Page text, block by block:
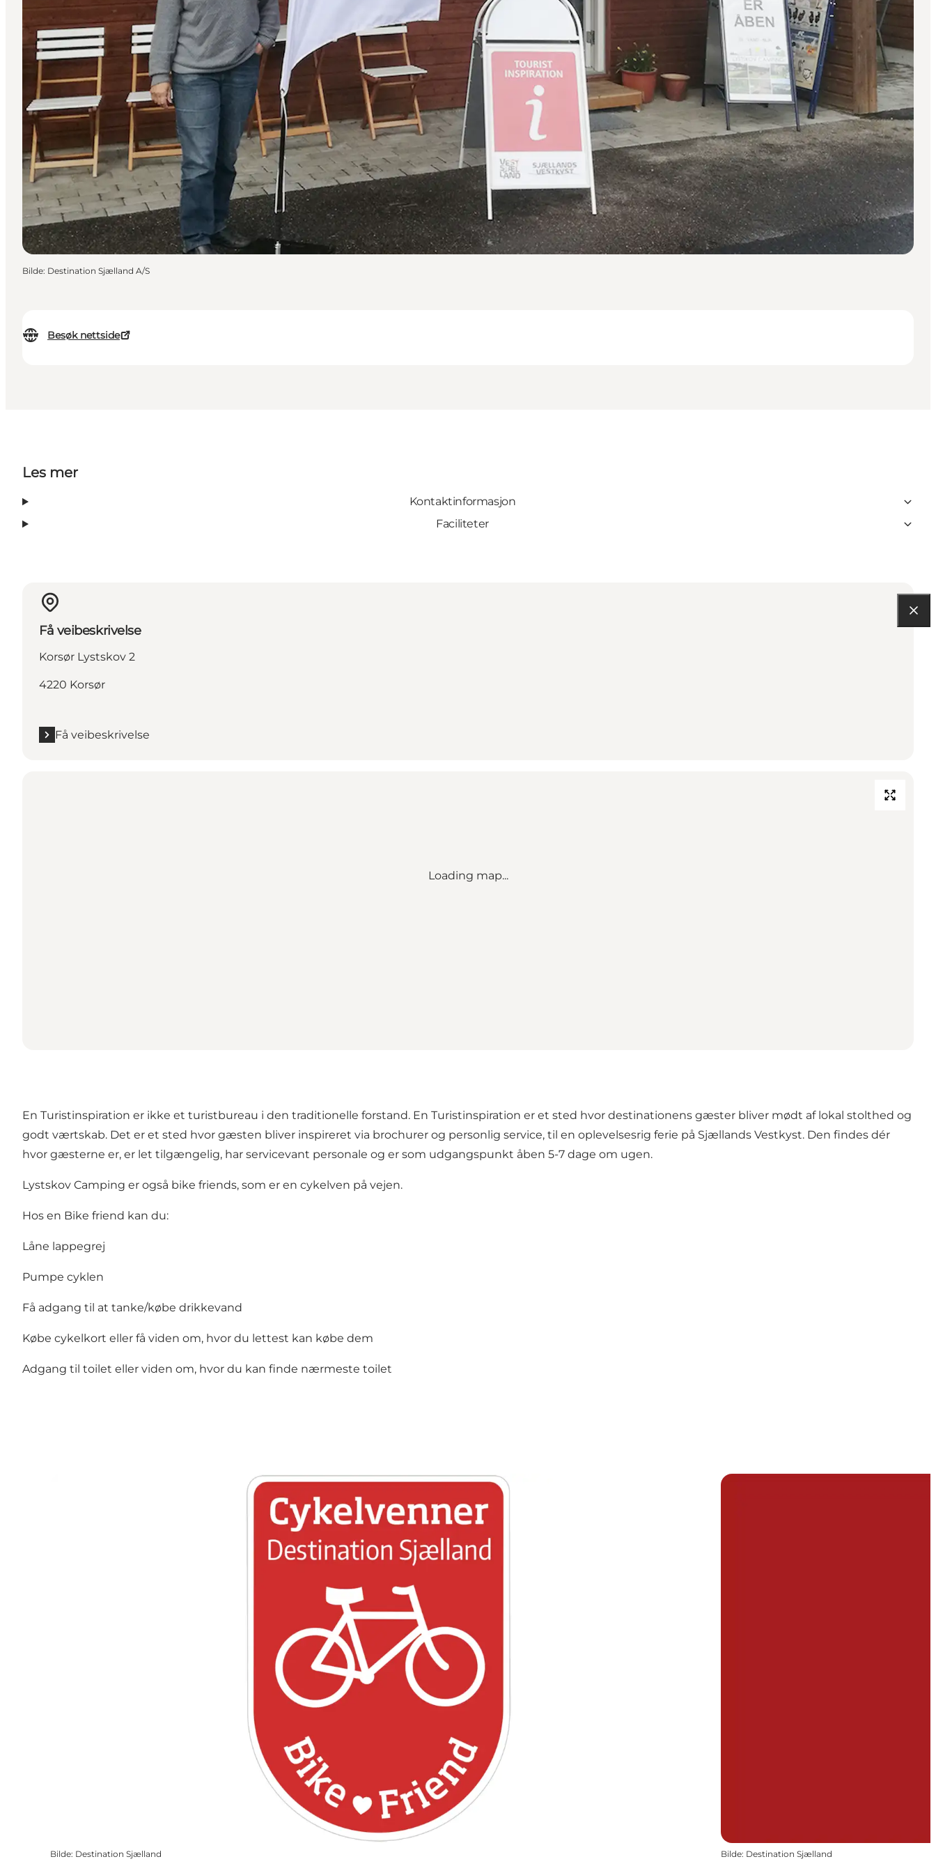
Besøk nettside
Bilde: Destination Sjælland A/S
Les mer
Kontaktinformasjon
Faciliteter
Få veibeskrivelse
Korsør Lystskov 2
4220 Korsør
Få veibeskrivelse
Loading map...
En Turistinspiration er ikke et turistbureau i den traditionelle forstand. En Turistinspiration er et sted hvor destinationens gæster bliver mødt af lokal stolthed og
godt værtskab. Det er et sted hvor gæsten bliver inspireret via brochurer og personlig service, til en oplevelsesrig ferie på Sjællands Vestkyst. Den findes dér
hvor gæsterne er, er let tilgængelig, har servicevant personale og er som udgangspunkt åben 5-7 dage om ugen.
Lystskov Camping er også bike friends, som er en cykelven på vejen.
Hos en Bike friend kan du:
Låne lappegrej
Pumpe cyklen
Få adgang til at tanke/købe drikkevand
Købe cykelkort eller få viden om, hvor du lettest kan købe dem
Adgang til toilet eller viden om, hvor du kan finde nærmeste toilet
Bilde: Destination Sjælland Bilde: Destination Sjælland